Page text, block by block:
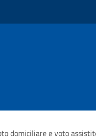
domiciliare e voto